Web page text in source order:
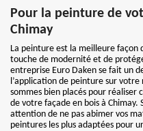
Pour la peinture de
Chimay
La peinture est la meilleure façon
touche de modernité et de
entreprise Euro Daken se fait un
l’application de peinture sur votre
sommes bien placés pour
de votre façade en bois à Chimay.
attention de ne pas abimer vos
peintures les plus adaptées pour